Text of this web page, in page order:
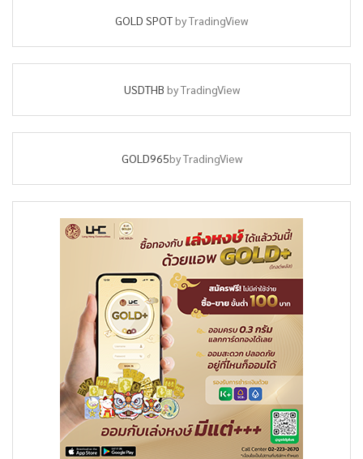
GOLD SPOTby TradingView
USDTHB by TradingView
GOLD965by TradingView